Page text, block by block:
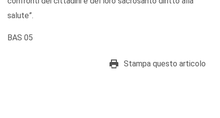
salute”.
BAS 05
Stampa questo articolo